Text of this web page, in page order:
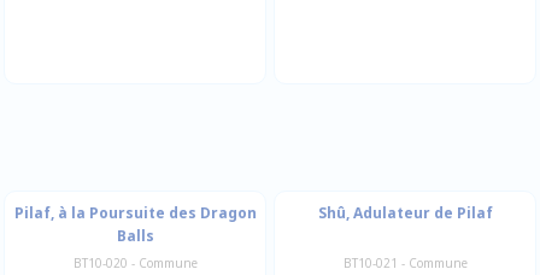
Pilaf, à la Poursuite des Dragon
Balls
BT10-020 - Commune
Shû, Adulateur de Pilaf
BT10-021 - Commune